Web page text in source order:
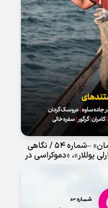
نشریه مستندهای تلویزیونی «کمان» –شماره 54 / نگاهی
یوللار»، «دموکراسی در
العراق»، «خاکریزهای
خالی»